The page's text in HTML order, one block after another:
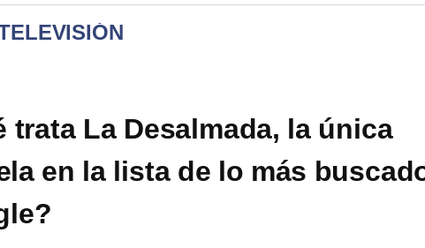
trata La Desalmada, la única
en la lista de lo más